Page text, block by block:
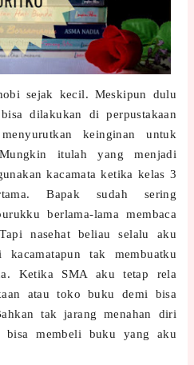
sejak kecil. Meskipun dulu
dilakukan di perpustakaan
keinginan untuk
itulah yang menjadi
kacamata ketika kelas 3
Bapak sudah sering
berlama-lama membaca
nasehat beliau selalu aku
kacamatapun tak membuatku
Ketika SMA aku tetap rela
atau toko buku demi bisa
tak jarang menahan diri
bisa membeli buku yang aku